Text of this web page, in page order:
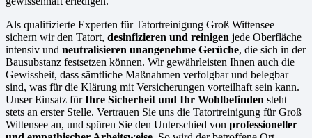
Als qualifizierte Experten für Tatortreinigung Groß Wittensee
sichern wir den Tatort, desinfizieren und reinigen jede Oberfläche
intensiv und neutralisieren unangenehme Gerüche, die sich in der
Bausubstanz festsetzen können. Wir gewährleisten Ihnen auch die
Gewissheit, dass sämtliche Maßnahmen verfolgbar und belegbar
sind, was für die Klärung mit Versicherungen vorteilhaft sein kann.
Unser Einsatz fürIhre Sicherheit und Ihr Wohlbefinden steht
stets an erster Stelle. Vertrauen Sie uns die Tatortreinigung für Groß
Wittensee an, und spüren Sie den Unterschied von professioneller